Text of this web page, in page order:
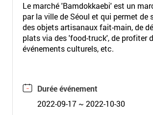
Le marché 'Bamdokkaebi' est un
par la ville de Séoul et qui permet de
des objets artisanaux fait-main, de
plats via des 'food-truck', de profiter
événements culturels, etc.
Durée événement
2022-09-17 ~ 2022-10-30